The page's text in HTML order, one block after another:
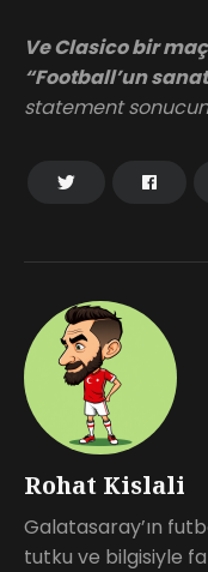
Rohat Kislali
Galatasaray’ın
tutku ve bilgisiyle
Ve Clasico bir
“Football’un
statement